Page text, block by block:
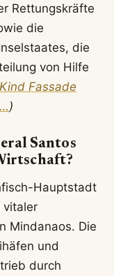
Rettungskräfte
die
die
von Hilfe
Kind Fassade
)
Santos
Hauptstadt
vitaler
Mindanaos. Die
und
durch